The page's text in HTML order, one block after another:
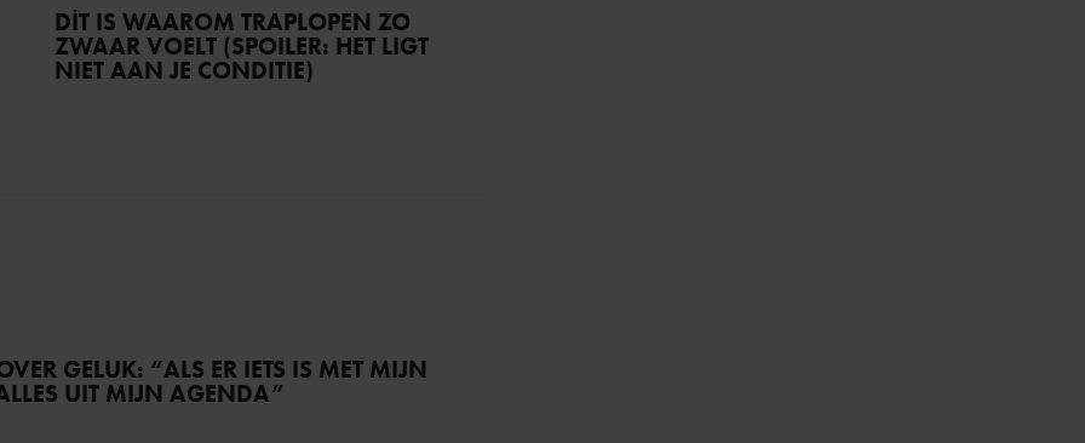
DÍT IS WAAROM TRAPLOPEN ZO
ZWAAR VOELT (SPOILER: HET LIGT
NIET AAN JE CONDITIE)
GELUK: “ALS ER IETS IS MET MIJN
UIT MIJN AGENDA”